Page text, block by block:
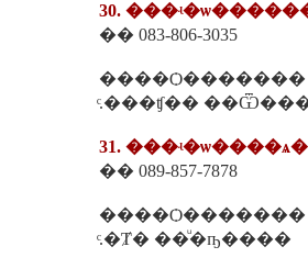
30.
�� 083-806-3035
����Ѻ�������
ͨ.���ʧ��
31.
�� 089-857-7878
����Ѻ�������
ͨ.�Ⱦ� ��ͧ�ҧ����